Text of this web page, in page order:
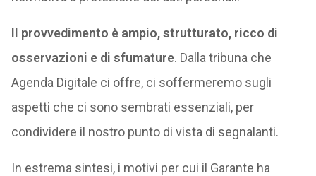
Il provvedimento è ampio, strutturato, ricco di
osservazioni e di sfumature. Dalla tribuna che
Agenda Digitale ci offre, ci soffermeremo sugli
aspetti che ci sono sembrati essenziali, per
condividere il nostro punto di vista di segnalanti.
In estrema sintesi, i motivi per cui il Garante ha